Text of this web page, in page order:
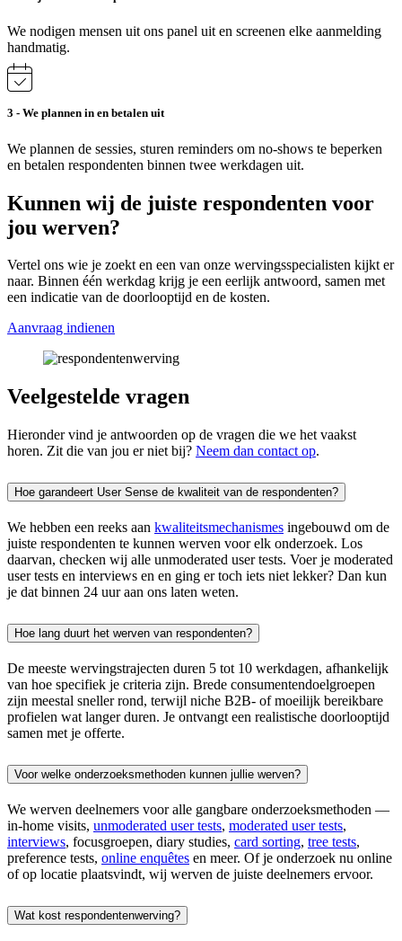
We nodigen mensen uit ons panel uit en screenen elke aanmelding
handmatig.
3 - We plannen in en betalen uit
We plannen de sessies, sturen reminders om no-shows te beperken
en betalen respondenten binnen twee werkdagen uit.
Kunnen wij de juiste respondenten voor
jou werven?
Vertel ons wie je zoekt en een van onze wervingsspecialisten kijkt er
naar. Binnen één werkdag krijg je een eerlijk antwoord, samen met
een indicatie van de doorlooptijd en de kosten.
Aanvraag indienen
Veelgestelde vragen
Hieronder vind je antwoorden op de vragen die we het vaakst
horen. Zit die van jou er niet bij? Neem dan contact op.
Hoe garandeert User Sense de kwaliteit van de respondenten?
We hebben een reeks aan kwaliteitsmechanismes ingebouwd om de
juiste respondenten te kunnen werven voor elk onderzoek. Los
daarvan, checken wij alle unmoderated user tests. Voer je moderated
user tests en interviews en en ging er toch iets niet lekker? Dan kun
je dat binnen 24 uur aan ons laten weten.
Hoe lang duurt het werven van respondenten?
De meeste wervingstrajecten duren 5 tot 10 werkdagen, afhankelijk
van hoe specifiek je criteria zijn. Brede consumentendoelgroepen
zijn meestal sneller rond, terwijl niche B2B- of moeilijk bereikbare
profielen wat langer duren. Je ontvangt een realistische doorlooptijd
samen met je offerte.
Voor welke onderzoeksmethoden kunnen jullie werven?
We werven deelnemers voor alle gangbare onderzoeksmethoden —
in-home visits, unmoderated user tests, moderated user tests,
interviews, focusgroepen, diary studies, card sorting, tree tests,
preference tests, online enquêtes en meer. Of je onderzoek nu online
of op locatie plaatsvindt, wij werven de juiste deelnemers ervoor.
Wat kost respondentenwerving?